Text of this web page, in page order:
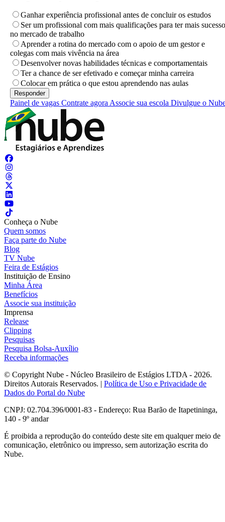
Ganhar experiência profissional antes de concluir os estudos
Ser um profissional com mais qualificações para ter mais sucesso
no mercado de trabalho
Aprender a rotina do mercado com o apoio de um gestor e
colegas com mais vivência na área
Desenvolver novas habilidades técnicas e comportamentais
Ter a chance de ser efetivado e começar minha carreira
Colocar em prática o que estou aprendendo nas aulas
Painel de vagas Contrate agora Associe sua escola Divulgue o
Conheça o Nube
Quem somos
Faça parte do Nube
Blog
TV Nube
Feira de Estágios
Instituição de Ensino
Minha Área
Benefícios
Associe sua instituição
Imprensa
Release
Clipping
Pesquisas
Pesquisa Bolsa-Auxílio
Receba informações
© Copyright Nube - Núcleo Brasileiro de Estágios LTDA - 2026.
Direitos Autorais Reservados. | Política de Uso e Privacidade de
Dados do Portal do Nube
CNPJ: 02.704.396/0001-83 - Endereço: Rua Barão de Itapetininga,
140 - 9º andar
É proibida a reprodução do conteúdo deste site em qualquer meio de
comunicação, eletrônico ou impresso, sem autorização escrita do
Nube.